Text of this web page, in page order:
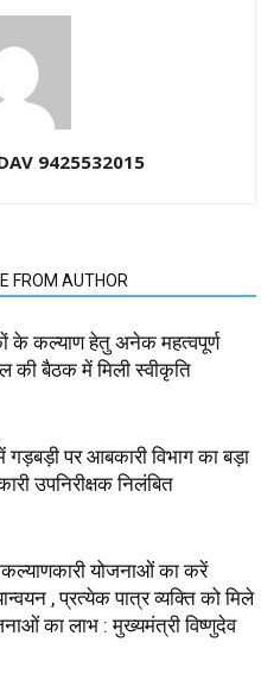
9425532015
FROM AUTHOR
के कल्याण हेतु अनेक महत्वपूर्ण
की बैठक में मिली स्वीकृति
गड़बड़ी पर आबकारी विभाग का बड़ा
उपनिरीक्षक निलंबित
योजनाओं का करें
, प्रत्येक पात्र व्यक्ति को मिले
का लाभ : मुख्यमंत्री विष्णुदेव